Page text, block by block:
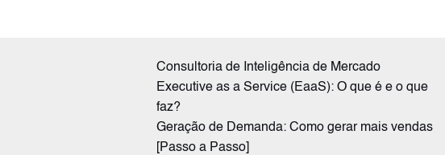
Consultoria de Inteligência de Mercado
Executive as a Service (EaaS): O que é e o que
faz?
Geração de Demanda: Como gerar mais vendas
[Passo a Passo]